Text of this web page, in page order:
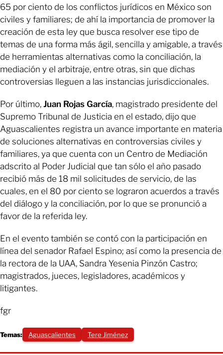
65 por ciento de los conflictos jurídicos en México son
civiles y familiares; de ahí la importancia de promover la
creación de esta ley que busca resolver ese tipo de
temas de una forma más ágil, sencilla y amigable, a través
de herramientas alternativas como la conciliación, la
mediación y el arbitraje, entre otras, sin que dichas
controversias lleguen a las instancias jurisdiccionales.
Por último, Juan Rojas García, magistrado presidente del
Supremo Tribunal de Justicia en el estado, dijo que
Aguascalientes registra un avance importante en materia
de soluciones alternativas en controversias civiles y
familiares, ya que cuenta con un Centro de Mediación
adscrito al Poder Judicial que tan sólo el año pasado
recibió más de 18 mil solicitudes de servicio, de las
cuales, en el 80 por ciento se lograron acuerdos a través
del diálogo y la conciliación, por lo que se pronunció a
favor de la referida ley.
En el evento también se contó con la participación en
línea del senador Rafael Espino; así como la presencia de
la rectora de la UAA, Sandra Yesenia Pinzón Castro;
magistrados, jueces, legisladores, académicos y
litigantes.
fgr
Temas: ‪Aguascalientes‬ Tere Jiménez